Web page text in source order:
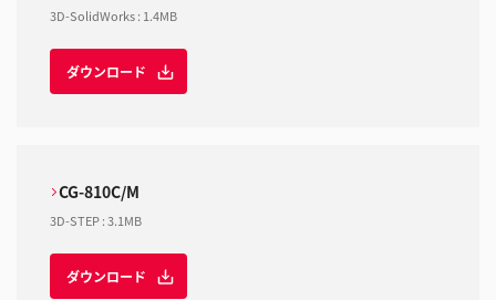
3D-SolidWorks: 1.4MB
ダウンロード
CG-810C/M
3D-STEP:3.1MB
ダウンロード